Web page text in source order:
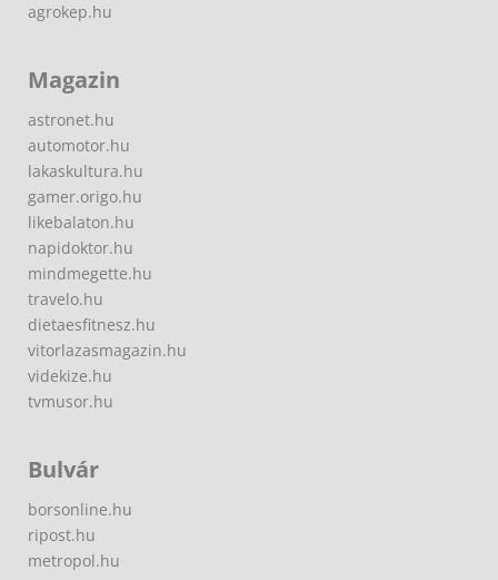
agrokep.hu
Magazin
astronet.hu
automotor.hu
lakaskultura.hu
gamer.origo.hu
likebalaton.hu
napidoktor.hu
mindmegette.hu
travelo.hu
dietaesfitnesz.hu
vitorlazasmagazin.hu
videkize.hu
tvmusor.hu
Bulvár
borsonline.hu
ripost.hu
metropol.hu